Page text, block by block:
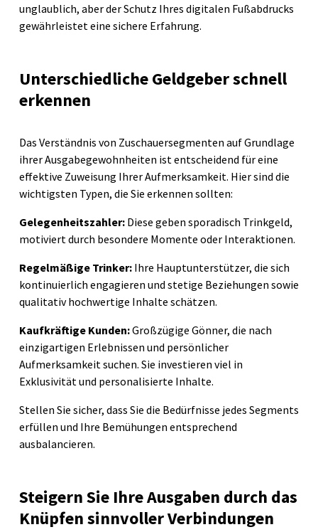
unglaublich, aber der Schutz Ihres digitalen Fußabdrucks
gewährleistet eine sichere Erfahrung.
Unterschiedliche Geldgeber schnell
erkennen
Das Verständnis von Zuschauersegmenten auf Grundlage
ihrer Ausgabegewohnheiten ist entscheidend für eine
effektive Zuweisung Ihrer Aufmerksamkeit. Hier sind die
wichtigsten Typen, die Sie erkennen sollten:
Gelegenheitszahler: Diese geben sporadisch Trinkgeld,
motiviert durch besondere Momente oder Interaktionen.
Regelmäßige Trinker: Ihre Hauptunterstützer, die sich
kontinuierlich engagieren und stetige Beziehungen sowie
qualitativ hochwertige Inhalte schätzen.
Kaufkräftige Kunden:Großzügige Gönner, die nach
einzigartigen Erlebnissen und persönlicher
Aufmerksamkeit suchen. Sie investieren viel in
Exklusivität und personalisierte Inhalte.
Stellen Sie sicher, dass Sie die Bedürfnisse jedes Segments
erfüllen und Ihre Bemühungen entsprechend
ausbalancieren.
Steigern Sie Ihre Ausgaben durch das
Knüpfen sinnvoller Verbindungen